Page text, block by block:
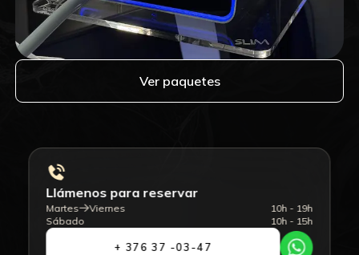
Ver paquetes
Llámenos para reservar
10h - 19h
Martes
Viernes
10h - 15h
Sábado
+ 376 37 -03-47